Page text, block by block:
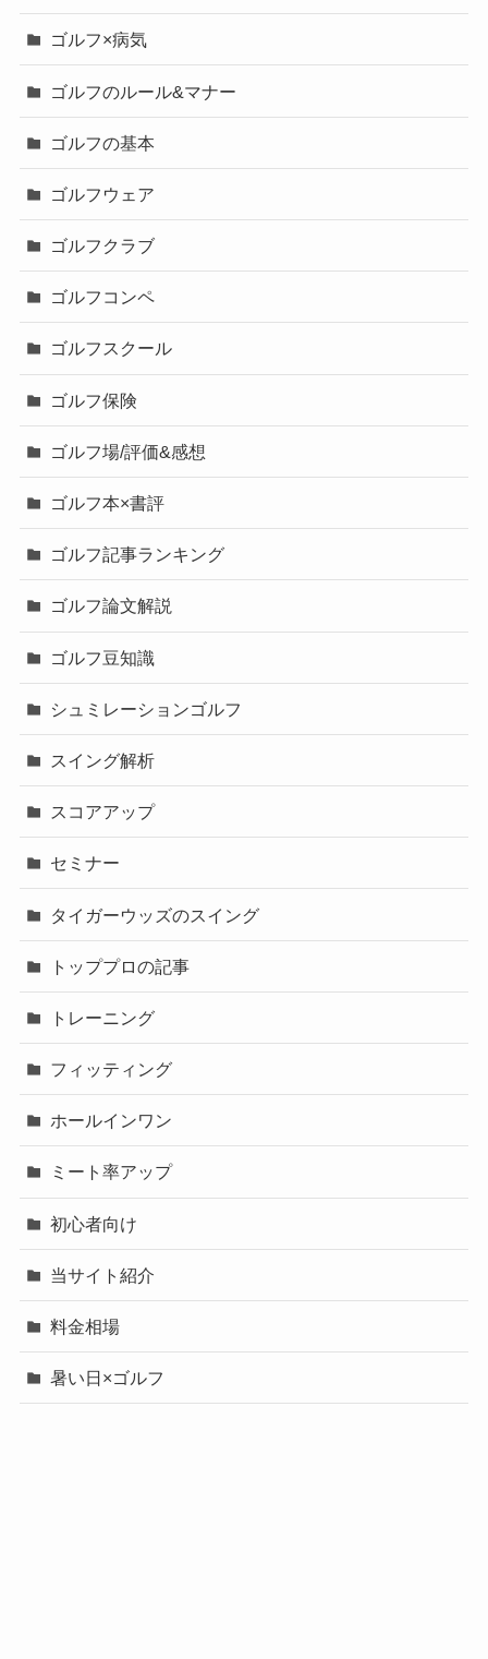
ゴルフ×病気
ゴルフのルール&マナー
ゴルフの基本
ゴルフウェア
ゴルフクラブ
ゴルフコンペ
ゴルフスクール
ゴルフ保険
ゴルフ場/評価&感想
ゴルフ本×書評
ゴルフ記事ランキング
ゴルフ論文解説
ゴルフ豆知識
シュミレーションゴルフ
スイング解析
スコアアップ
セミナー
タイガーウッズのスイング
トッププロの記事
トレーニング
フィッティング
ホールインワン
ミート率アップ
初心者向け
当サイト紹介
料金相場
暑い日×ゴルフ